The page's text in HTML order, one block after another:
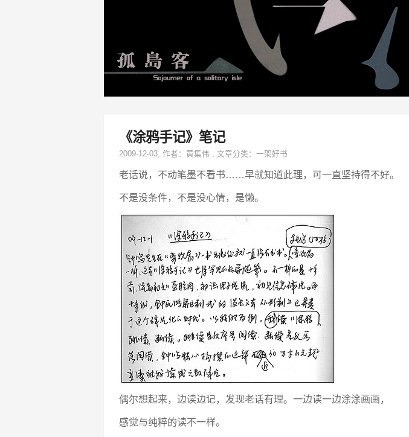
《涂鸦手记》笔记
2009-12-03, 作者： 黄集伟 , 文章分类： 一架好书
老话说，不动笔墨不看书……早就知道此理，可一直坚持得不好。
不是没条件，不是没心情，是懒。
偶尔想起来，边读边记，发现老话有理。一边读一边涂涂画画，
感觉与纯粹的读不一样。